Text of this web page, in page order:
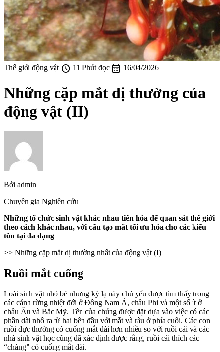
Thế giới động vật schedule 11 Phút đọc calendar_month 16/04/2026
Những cặp mắt dị thường của
động vật (II)
Bởi admin
Chuyên gia Nghiên cứu
Những tổ chức sinh vật khác nhau tiến hóa để quan sát thế giới
theo cách khác nhau, với cấu tạo mắt tối ưu hóa cho các kiểu
tồn tại đa dạng.
>> Những cặp mắt dị thường nhất của động vật (I)
Ruồi mắt cuống
Loài sinh vật nhỏ bé nhưng kỳ lạ này chủ yếu được tìm thấy trong
các cánh rừng nhiệt đới ở Đông Nam Á, châu Phi và một số ít ở
châu Âu và Bắc Mỹ. Tên của chúng được đặt dựa vào việc có các
phần dài nhô ra từ hai bên đầu với mắt và râu ở phía cuối. Các con
ruồi đực thường có cuống mắt dài hơn nhiều so với ruồi cái và các
nhà sinh vật học cũng đã xác định được rằng, ruồi cái thích các
“chàng” có cuống mắt dài.